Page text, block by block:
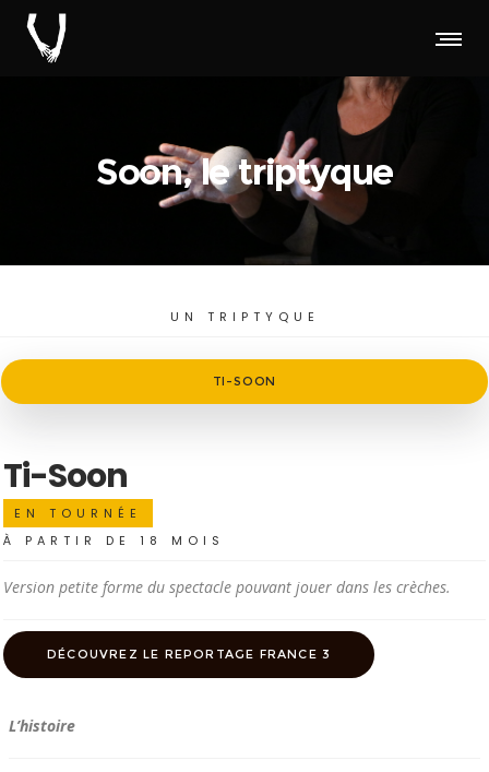
Soon, le triptyque
UN TRIPTYQUE
TI-SOON
Ti-Soon
EN TOURNÉE
À PARTIR DE 18 MOIS
Version petite forme du spectacle pouvant jouer dans les crèches.
DÉCOUVREZ LE REPORTAGE FRANCE 3
L’histoire